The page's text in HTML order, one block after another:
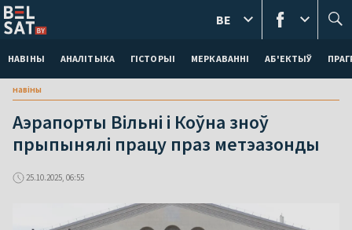
НАВІНЫ АНАЛІТЫКА ГІСТОРЫІ МЕРКАВАННI АБ'ЕКТЫЎ
BE
навіны
Аэрапорты Вільні і Коўна зноў
прыпынялі працу праз метэазонды
25.10.2025, 06:55